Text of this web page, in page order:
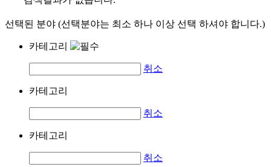
선택된 분야 (선택분야는 최소 하나 이상 선택 하셔야 합니다.)
카테고리
취소
카테고리
취소
카테고리
취소